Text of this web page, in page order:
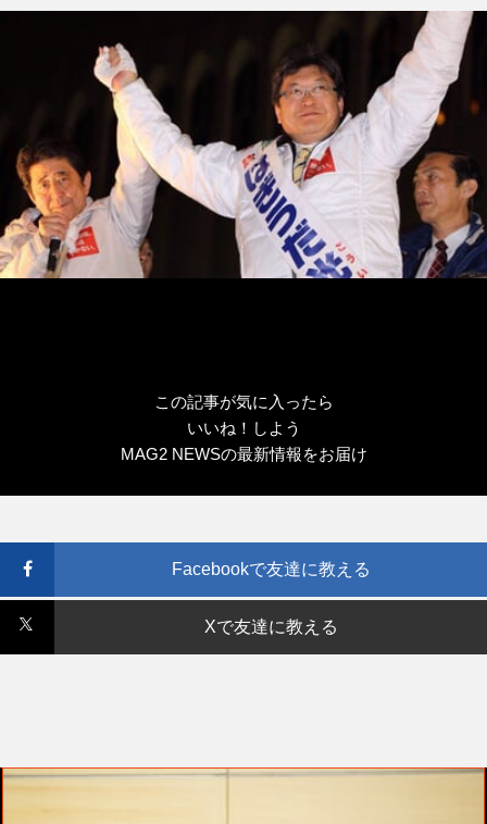
この記事が気に入ったら
いいね！しよう
MAG2 NEWSの最新情報をお届け
Facebookで友達に教える
Xで友達に教える